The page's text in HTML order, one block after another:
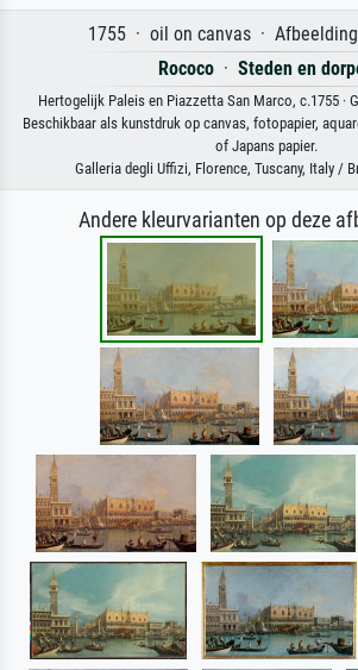
1755 · oil on canvas ·
Rococo · Steden en
Hertogelijk Paleis en Piazzetta San Marco, c.1755 ·
Beschikbaar als kunstdruk op canvas, fotopapier,
of Japans papier.
Galleria degli Uffizi, Florence, Tuscany, Italy /
Andere kleurvarianten op deze